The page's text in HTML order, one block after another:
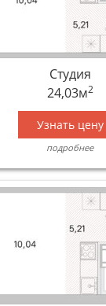
Студия
24,03м2
Узнать цену
подробнее